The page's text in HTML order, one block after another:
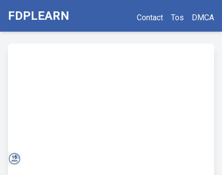
FDPLEARN Contact Tos DMCA